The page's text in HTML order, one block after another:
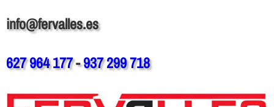
info@fervalles.es
627 964 177-937 299 718